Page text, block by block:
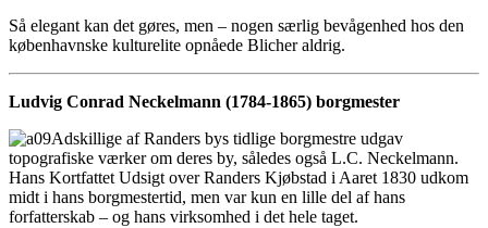
Så elegant kan det gøres, men – nogen særlig bevågenhed hos den
københavnske kulturelite opnåede Blicher aldrig.
Ludvig Conrad Neckelmann (1784-1865) borgmester
Adskillige af Randers bys tidlige borgmestre udgav
topografiske værker om deres by, således også L.C. Neckelmann.
Hans Kortfattet Udsigt over Randers Kjøbstad i Aaret 1830 udkom
midt i hans borgmestertid, men var kun en lille del af hans
forfatterskab – og hans virksomhed i det hele taget.